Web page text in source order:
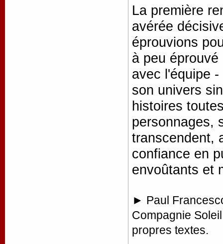
La première
avérée
éprouvions
à peu
avec l'équipe
son univers
histoires
personnages,
transcendent,
confiance en
envoûtants et
► Paul
Compagnie
propres textes.